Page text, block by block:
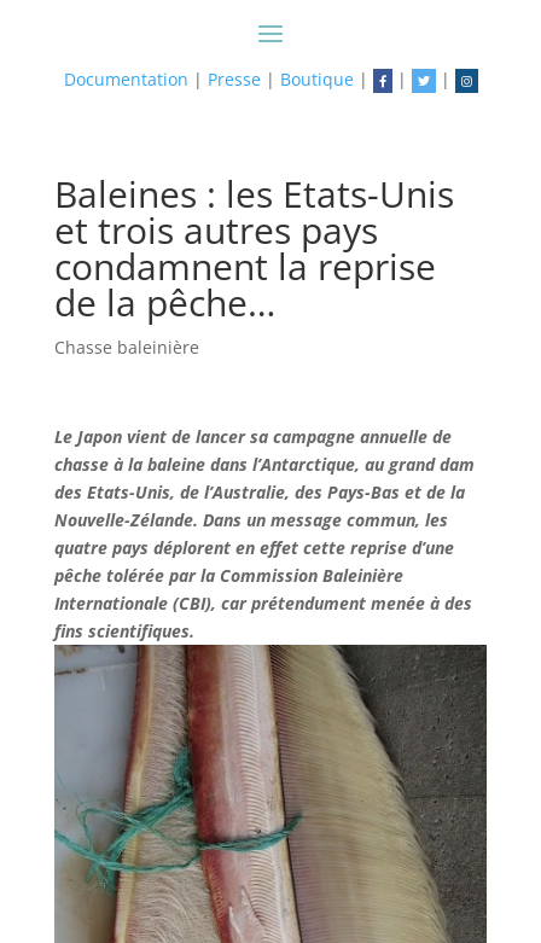
Documentation | Presse| Boutique| | |
Baleines : les Etats-Unis
et trois autres pays
condamnent la reprise
de la pêche…
Chasse baleinière
Le Japon vient de lancer sa campagne annuelle de
chasse à la baleine dans l’Antarctique, au grand dam
des Etats-Unis, de l’Australie, des Pays-Bas et de la
Nouvelle-Zélande. Dans un message commun, les
quatre pays déplorent en effet cette reprise d’une
pêche tolérée par la Commission Baleinière
Internationale (CBI), car prétendument menée à des
fins scientifiques.